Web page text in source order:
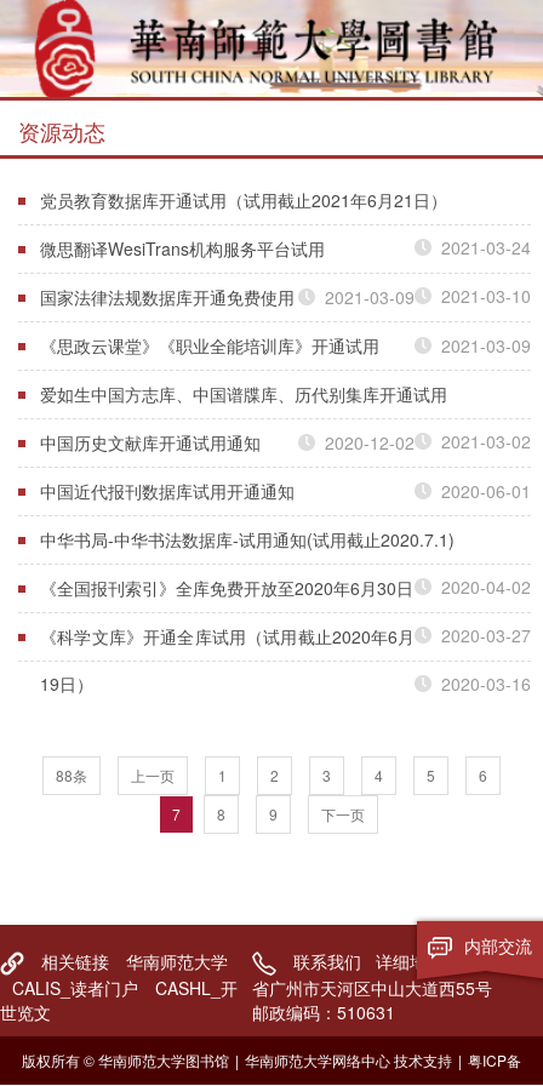
资源动态
党员教育数据库开通试用（试用截止2021年6月21日）
2021-03-24
微思翻译WesiTrans机构服务平台试用
2021-03-10
国家法律法规数据库开通免费使用
2021-03-09
《思政云课堂》《职业全能培训库》开通试用
2021-03-09
爱如生中国方志库、中国谱牒库、历代别集库开通试用
2021-03-02
中国历史文献库开通试用通知
2020-12-02
中国近代报刊数据库试用开通通知
2020-06-01
中华书局-中华书法数据库-试用通知(试用截止2020.7.1)
2020-04-02
《全国报刊索引》全库免费开放至2020年6月30日
2020-03-27
《科学文库》开通全库试用（试用截止2020年6月
19日）
2020-03-16
88条 上一页 1 2 3 4 5
6
7
8 9 下一页
相关链接
华南师范大学
CALIS_读者门户
CASHL_开
世览文
联系我们 详细地址：广东
省广州市天河区中山大道西55号
邮政编码：510631
内部交流
版权所有 © 华南师范大学图书馆 | 华南师范大学网络中心 技术支持 | 粤ICP备